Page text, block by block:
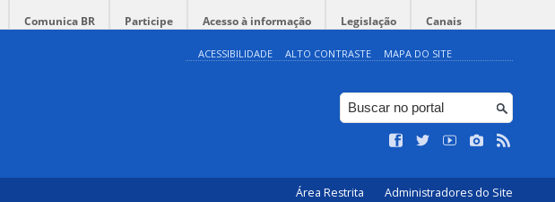
Comunica BR Participe Acesso à informação Legislação Canais
ACESSIBILIDADE ALTO CONTRASTE MAPA DO SITE
Área Restrita Administradores do Site